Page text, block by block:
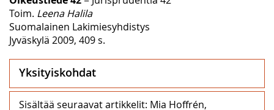
Toim. Leena Halila
Suomalainen Lakimiesyhdistys
Jyväskylä 2009, 409 s.
Yksityiskohdat
Sisältää seuraavat artikkelit: Mia Hoffrén,